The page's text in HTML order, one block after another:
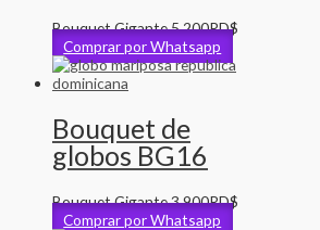
Bouquet Gigante5,200RD$
Comprar por Whatsapp
Bouquet de
globos BG16
Bouquet Gigante3,900RD$
Comprar por Whatsapp